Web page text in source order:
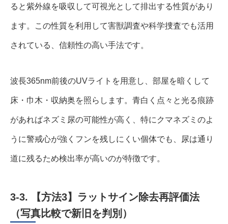
ると紫外線を吸収して可視光として排出する性質があり
ます。この性質を利用して害獣調査や科学捜査でも活用
されている、信頼性の高い手法です。
波長365nm前後のUVライトを用意し、部屋を暗くして
床・巾木・収納奥を照らします。青白く点々と光る痕跡
があればネズミ尿の可能性が高く、特にクマネズミのよ
うに警戒心が強くフンを残しにくい個体でも、尿は通り
道に残るため検出率が高いのが特徴です。
3-3. 【方法3】ラットサイン除去再評価法
（写真比較で新旧を判別）